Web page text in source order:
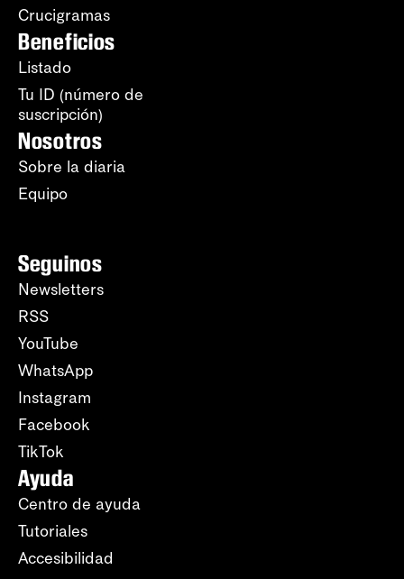
Crucigramas
Beneficios
Listado
Tu ID (número de
suscripción)
Nosotros
Sobre la diaria
Equipo
Seguinos
Newsletters
RSS
YouTube
WhatsApp
Instagram
Facebook
TikTok
Ayuda
Centro de ayuda
Tutoriales
Accesibilidad